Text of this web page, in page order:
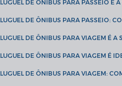
ALUGUEL DE ÔNIBUS PARA PASSEIO
ALUGUEL DE ÔNIBUS PARA PASSEIO:
ALUGUEL DE ÔNIBUS PARA VIAGEM É
ALUGUEL DE ÔNIBUS PARA VIAGEM É
ALUGUEL DE ÔNIBUS PARA VIAGEM: